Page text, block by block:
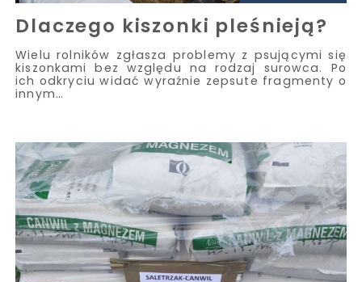
Dlaczego kiszonki pleśnieją?
Wielu rolników zgłasza problemy z psującymi się
kiszonkami bez względu na rodzaj surowca. Po
ich odkryciu widać wyraźnie zepsute fragmenty o
innym…